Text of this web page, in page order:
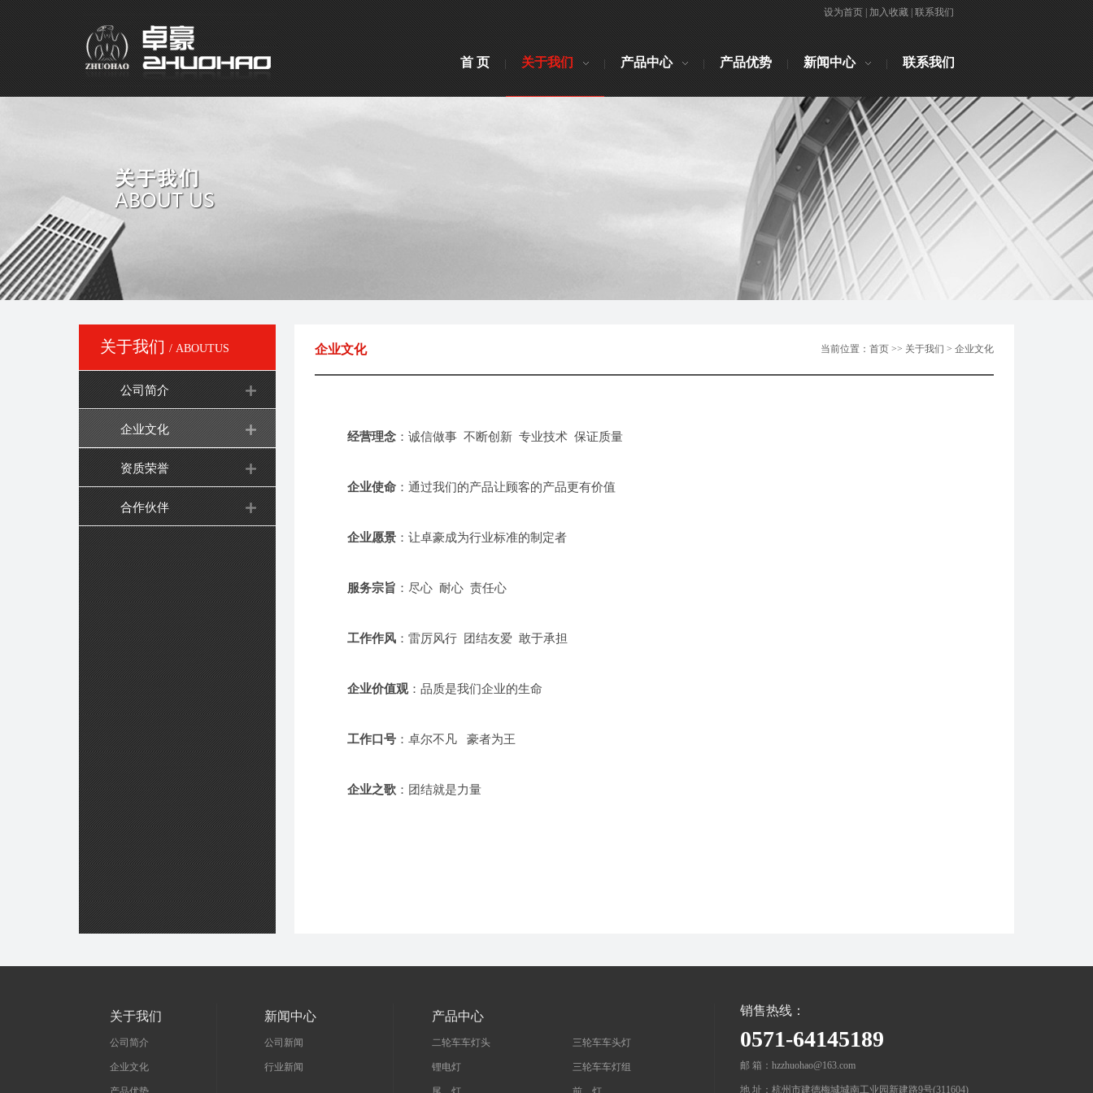
设为首页 加入收藏 联系我们
首 页 关于我们 产品中心 产品优势 新闻中心 联系我们
关于我们 / ABOUTUS
公司简介
企业文化
资质荣誉
合作伙伴
企业文化 当前位置：首页 >> 关于我们 > 企业文化
经营理念 ：诚信做事 不断创新 专业技术 保证质量
企业使命 ：通过我们的产品让顾客的产品更有价值
企业愿景 ：让卓豪成为行业标准的制定者
服务宗旨 ：尽心 耐心 责任心
工作作风 ：雷厉风行 团结友爱 敢于承担
企业价值观：品质是我们企业的生命
工作口号 ：卓尔不凡 豪者为王
企业之歌 ：团结就是力量
关于我们
公司简介
企业文化
新闻中心
公司新闻
行业新闻
产品中心
二轮车车灯头
锂电灯
三轮车车头灯
三轮车车灯组
销售热线：
0571-64145189
邮 箱：hzzhuohao@163.com
地 址：杭州市建德梅城城南工业园新建路9号(311604)